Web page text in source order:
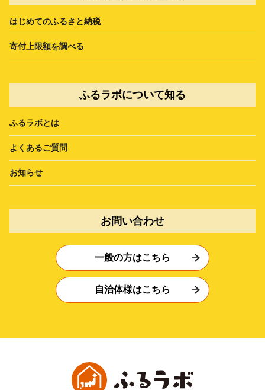
はじめてのふるさと納税
寄付上限額を調べる
ふるラボについて知る
ふるラボとは
よくあるご質問
お知らせ
お問い合わせ
一般の方はこちら
自治体様はこちら